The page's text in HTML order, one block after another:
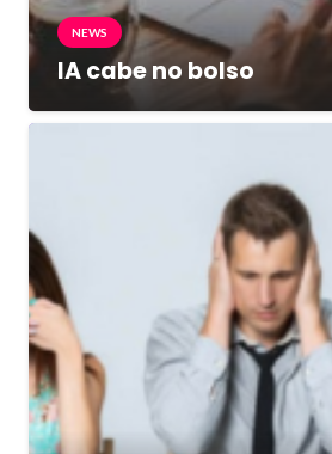
NEWS
IA cabe no bolso